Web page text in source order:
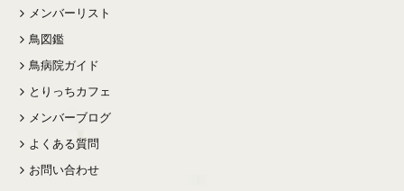
メンバーリスト
鳥図鑑
鳥病院ガイド
とりっちカフェ
メンバーブログ
よくある質問
お問い合わせ